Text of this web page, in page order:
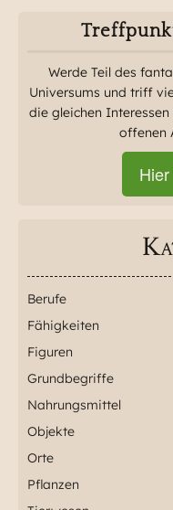
Werde Teil des
Universums und triff
die gleichen
offenen
Berufe
Fähigkeiten
Figuren
Grundbegriffe
Nahrungsmittel
Objekte
Orte
Pflanzen